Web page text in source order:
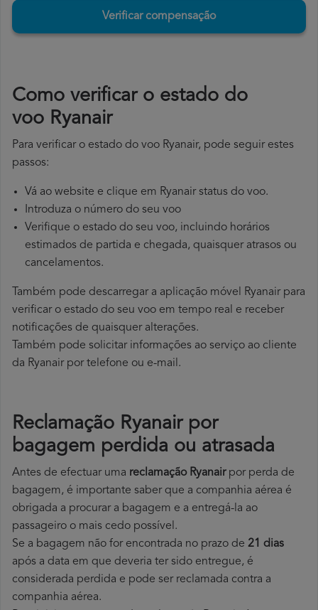
Verificar compensação
​Como verificar o estado do
voo Ryanair
Para verificar o estado do voo Ryanair, pode seguir estes
passos:
Vá ao website e clique em Ryanair status do voo.
Introduza o número do seu voo
Verifique o estado do seu voo, incluindo horários
estimados de partida e chegada, quaisquer atrasos ou
cancelamentos.
Também pode descarregar a aplicação móvel Ryanair para
verificar o estado do seu voo em tempo real e receber
notificações de quaisquer alterações.
Também pode solicitar informações ao serviço ao cliente
da Ryanair por telefone ou e-mail.
Reclamação Ryanair por
bagagem perdida ou atrasada
Antes de efectuar uma reclamação Ryanairpor perda de
bagagem, é importante saber que a companhia aérea é
obrigada a procurar a bagagem e a entregá-la ao
passageiro o mais cedo possível.
Se a bagagem não for encontrada no prazo de 21 dias
após a data em que deveria ter sido entregue, é
considerada perdida e pode ser reclamada contra a
companhia aérea.